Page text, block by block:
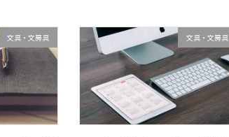
文具・文房具 文具・文房具